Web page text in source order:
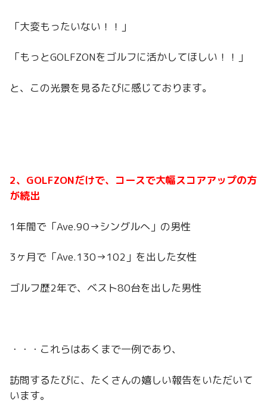
「大変もったいない！！」
「もっとGOLFZONをゴルフに活かしてほしい！！」
と、この光景を見るたびに感じております。
2、GOLFZONだけで、コースで大幅スコアアップの方
が続出
1年間で「Ave.90→シングルへ」の男性
3ヶ月で「Ave.130→102」を出した女性
ゴルフ歴2年で、ベスト80台を出した男性
・・・これらはあくまで一例であり、
訪問するたびに、たくさんの嬉しい報告をいただいて
います。